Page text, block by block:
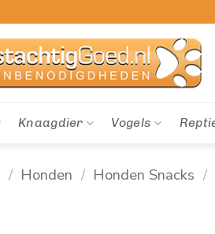
Knaagdier Vogels
/ Honden / Honden Snacks /